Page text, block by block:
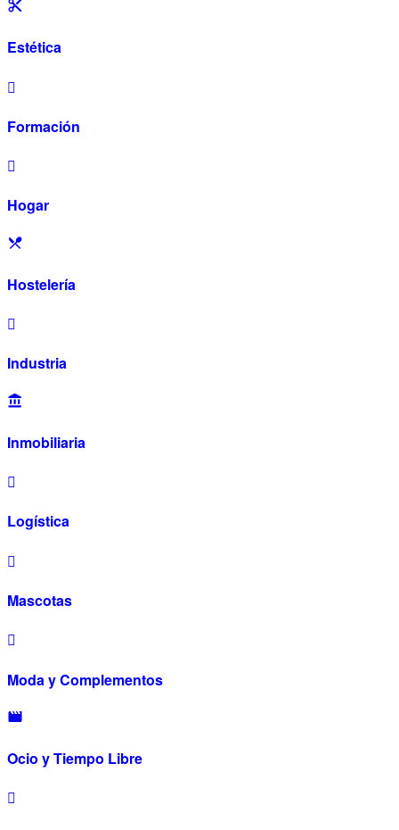
Estética
Formación
Hogar
Hostelería
Industria
Inmobiliaria
Logística
Mascotas
Moda y Complementos
Ocio y Tiempo Libre